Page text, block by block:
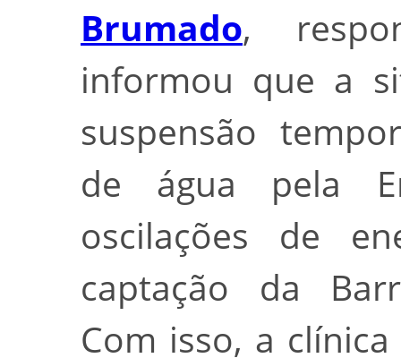
Brumado,
informou que a
suspensão
de água pela
oscilações de
captação da
Com isso, a